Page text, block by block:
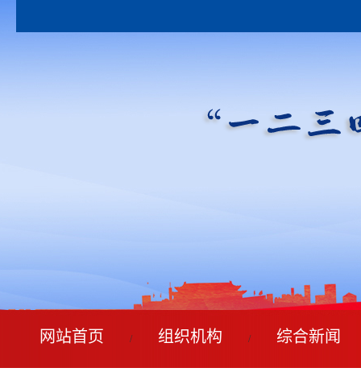
网站首页 / 组织机构 / 综合新闻